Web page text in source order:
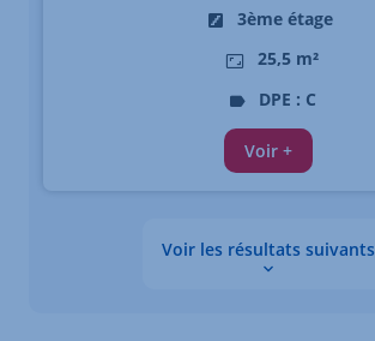
3ème étage
25,5 m²
DPE : C
Voir +
Voir les résultats suivants